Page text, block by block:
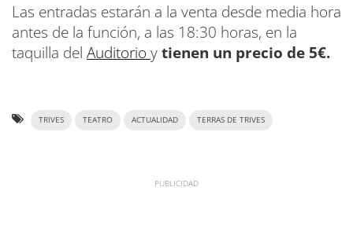
Las entradas estarán a la venta desde media hora
antes de la función, a las 18:30 horas, en la
taquilla del Auditorio ytienen un precio de 5€.
TRIVES TEATRO ACTUALIDAD TERRAS DE TRIVES